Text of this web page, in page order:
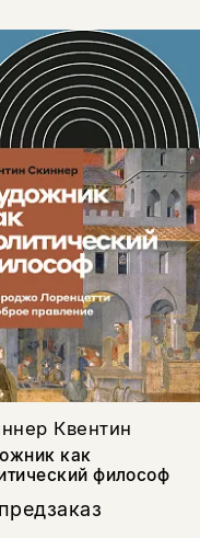
Квентин
как
философ
предзаказ